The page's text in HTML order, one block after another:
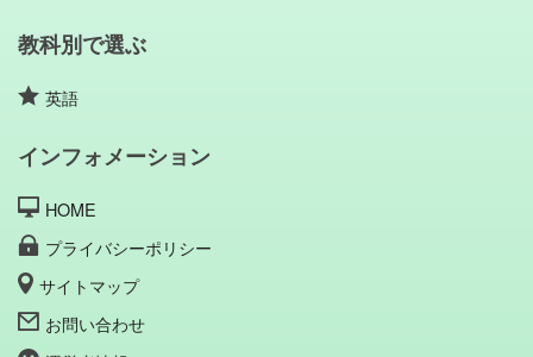
教科別で選ぶ
英語
インフォメーション
HOME
プライバシーポリシー
サイトマップ
お問い合わせ